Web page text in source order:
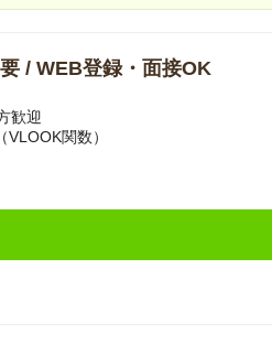
/ WEB登録・面接OK
歓迎
関数）